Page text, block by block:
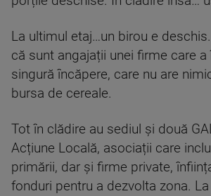
La ultimul etaj…un birou e
că sunt angajații unei firme care a
singură încăpere, care nu are
bursa de cereale.
Tot în clădire au sediul și două
Acțiune Locală, asociații care
primării, dar și firme private,
fonduri pentru a dezvolta zona. La